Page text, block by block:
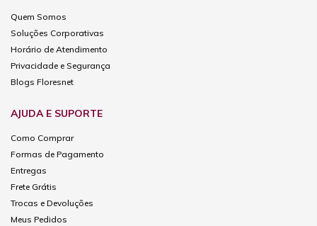
Quem Somos
Soluções Corporativas
Horário de Atendimento
Privacidade e Segurança
Blogs Floresnet
AJUDA E SUPORTE
Como Comprar
Formas de Pagamento
Entregas
Frete Grátis
Trocas e Devoluções
Meus Pedidos